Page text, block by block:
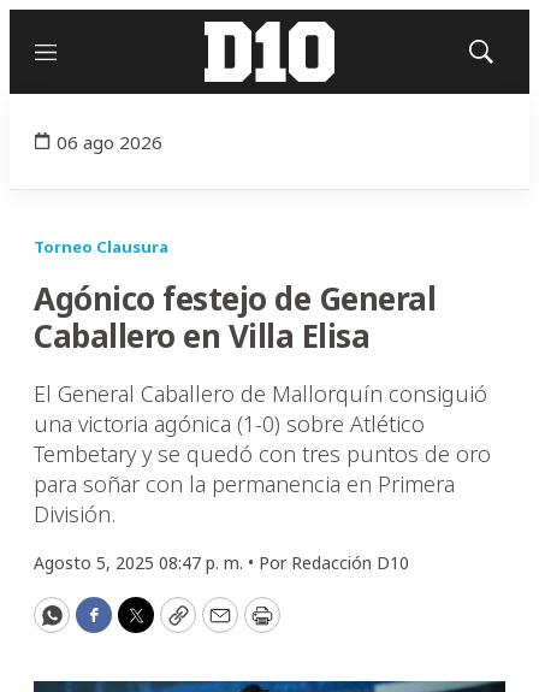
Menú
Mostrar
06 ago 2026
Torneo Clausura
Agónico festejo de General
Caballero en Villa Elisa
El General Caballero de Mallorquín consiguió
una victoria agónica (1-0) sobre Atlético
Tembetary y se quedó con tres puntos de oro
para soñar con la permanencia en Primera
División.
Agosto 5, 2025 08:47 p. m. • Por Redacción D10
WhatsApp
Facebook
Twitter
CopyEmailPrint